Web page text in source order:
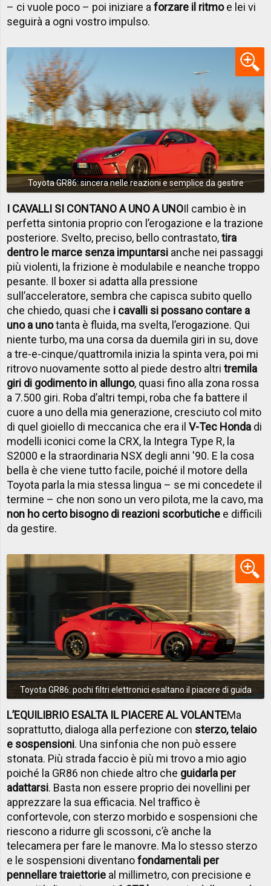
– ci vuole poco – poi iniziare aforzare il ritmoe lei vi
seguirà a ogni vostro impulso.
Toyota GR86: sincera nelle reazioni e semplice da gestire
I CAVALLI SI CONTANO A UNO A UNOIl cambio è in
perfetta sintonia proprio con l’erogazione e la trazione
posteriore. Svelto, preciso, bello contrastato,tira
dentro le marce senza impuntarsi anche nei passaggi
più violenti, la frizione è modulabile e neanche troppo
pesante. Il boxer si adatta alla pressione
sull’acceleratore, sembra che capisca subito quello
che chiedo, quasi che i cavalli si possano contare a
uno a unotanta è fluida, ma svelta, l’erogazione. Qui
niente turbo, ma una corsa da duemila giri in su, dove
a tre-e-cinque/quattromila inizia la spinta vera, poi mi
ritrovo nuovamente sotto al piede destro altritremila
giri di godimento in allungo, quasi fino alla zona rossa
a 7.500 giri. Roba d’altri tempi, roba che fa battere il
cuore a uno della mia generazione, cresciuto col mito
di quel gioiello di meccanica che era ilV-Tec Honda di
modelli iconici come la CRX, la Integra Type R, la
S2000 e la straordinaria NSX degli anni '90. E la cosa
bella è che viene tutto facile, poiché il motore della
Toyota parla la mia stessa lingua – se mi concedete il
termine – che non sono un vero pilota, me la cavo, ma
non ho certo bisogno di reazioni scorbutiche e difficili
da gestire.
Toyota GR86: pochi filtri elettronici esaltano il piacere di guida
L’EQUILIBRIO ESALTA IL PIACERE AL VOLANTEMa
soprattutto, dialoga alla perfezione con sterzo, telaio
e sospensioni. Una sinfonia che non può essere
stonata. Più strada faccio è più mi trovo a mio agio
poiché la GR86 non chiede altro che guidarla per
adattarsi. Basta non essere proprio dei novellini per
apprezzare la sua efficacia. Nel traffico è
confortevole, con sterzo morbido e sospensioni che
riescono a ridurre gli scossoni, c’è anche la
telecamera per fare le manovre. Ma lo stesso sterzo
e le sospensioni diventanofondamentali per
pennellare traiettorie al millimetro, con precisione e